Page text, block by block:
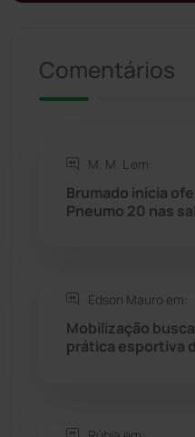
Riacho de Santana
Rio do Antônio
Rio do Pires
Seabra
Comentários
M. M. L em:
Brumado inicia
Pneumo 20 nas
Edson Mauro em:
Mobilização
prática esportiva